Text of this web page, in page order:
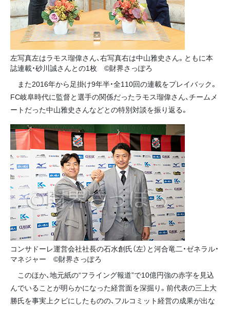
左写真左はラモス瑠偉さん、右写真右は中山雅史さん。ともに本
誌連載・砂川誠さんとの1枚 ©財界さっぽろ
また2016年から足掛け9年半・全110回の連載をプレイバック。
FC岐阜時代に監督と選手の関係だったラモス瑠偉さん、チームメ
ートだった中山雅史さんなどとの特別対談を振り返る。
コンサドーレ運営会社社長の石水創氏（左）と河合竜二・ゼネラル・
マネジャー ©財界さっぽろ
このほか、地元紙の“フライング報道”で10億円強の赤字を見込
んでいることが明らかになった経営面を深掘り。前代表の三上大
勝氏を事実上クビにしたものの、フルコミット経営の成果が出な